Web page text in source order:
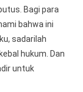
Bagi para
bahwa ini
sadarilah
hukum. Dan
untuk